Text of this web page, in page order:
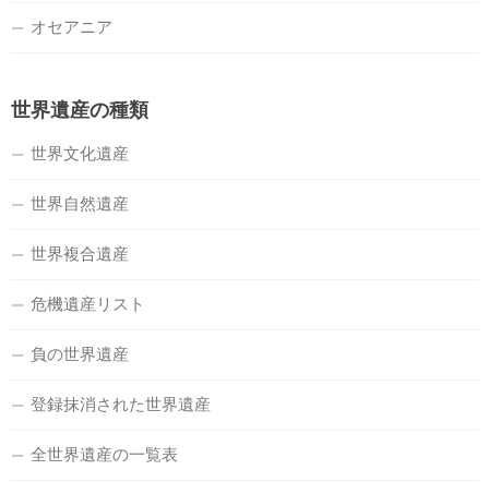
オセアニア
世界遺産の種類
世界文化遺産
世界自然遺産
世界複合遺産
危機遺産リスト
負の世界遺産
登録抹消された世界遺産
全世界遺産の一覧表